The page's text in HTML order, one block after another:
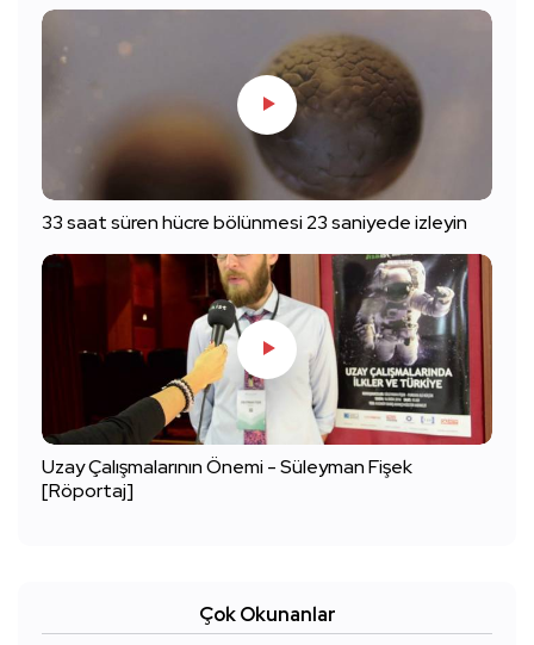
33 saat süren hücre bölünmesi 23 saniyede izleyin
Uzay Çalışmalarının Önemi - Süleyman Fişek
[Röportaj]
Çok Okunanlar